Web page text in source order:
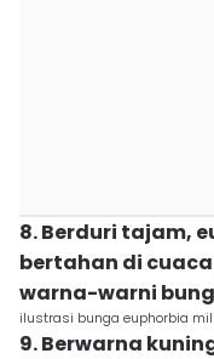
8. Berduri tajam,
bertahan di
warna-warni
ilustrasi bunga euphorbia
9. Berwarna